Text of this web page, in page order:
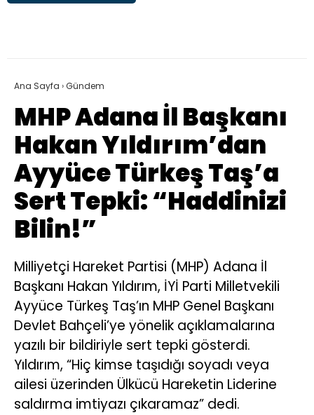
Ana Sayfa ›Gündem
MHP Adana İl Başkanı
Hakan Yıldırım’dan
Ayyüce Türkeş Taş’a
Sert Tepki: “Haddinizi
Bilin!”
Milliyetçi Hareket Partisi (MHP) Adana İl
Başkanı Hakan Yıldırım, İYİ Parti Milletvekili
Ayyüce Türkeş Taş’ın MHP Genel Başkanı
Devlet Bahçeli’ye yönelik açıklamalarına
yazılı bir bildiriyle sert tepki gösterdi.
Yıldırım, “Hiç kimse taşıdığı soyadı veya
ailesi üzerinden Ülkücü Hareketin Liderine
saldırma imtiyazı çıkaramaz” dedi.